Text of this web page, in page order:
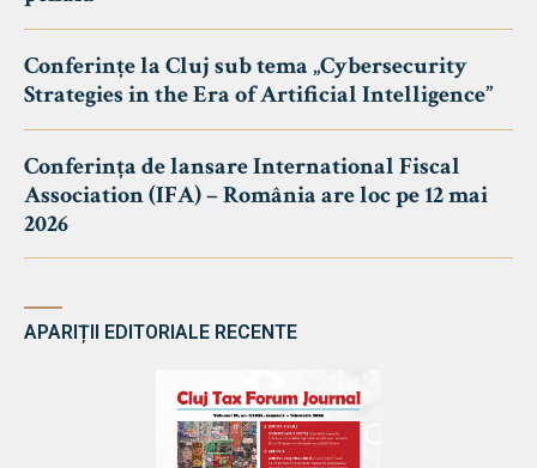
Conferințe la Cluj sub tema „Cybersecurity
Strategies in the Era of Artificial Intelligence”
Conferința de lansare International Fiscal
Association (IFA) – România are loc pe 12 mai
2026
APARIȚII EDITORIALE RECENTE